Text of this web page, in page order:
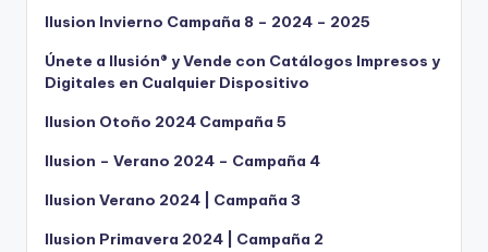
Ilusion Invierno Campaña 8 – 2024 – 2025
Únete a Ilusión® y Vende con Catálogos Impresos y
Digitales en Cualquier Dispositivo
Ilusion Otoño 2024 Campaña 5
Ilusion – Verano 2024 – Campaña 4
Ilusion Verano 2024 | Campaña 3
Ilusion Primavera 2024 | Campaña 2